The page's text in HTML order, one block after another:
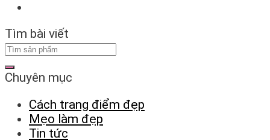
Tìm bài viết
Chuyên mục
Cách trang điểm đẹp
Mẹo làm đẹp
Tin tức